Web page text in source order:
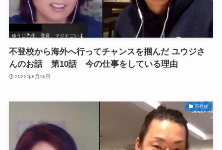
不登校から海外へ行ってチャンスを掴んだ ユウジさ
んのお話 第10話 今の仕事をしている理由
2022年8月16日
不登校